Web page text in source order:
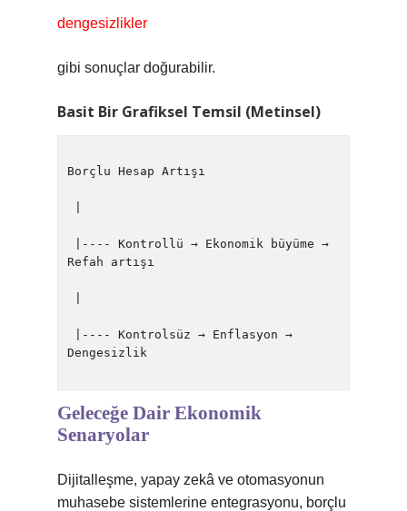
dengesizlikler
gibi sonuçlar doğurabilir.
Basit Bir Grafiksel Temsil (Metinsel)
Borçlu Hesap Artışı
Refah artışı
Dengesizlik
Geleceğe Dair Ekonomik
Senaryolar
Dijitalleşme, yapay zekâ ve otomasyonun
muhasebe sistemlerine entegrasyonu, borçlu